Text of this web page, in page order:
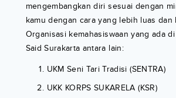
mengembangkan diri sesuai dengan
kamu dengan cara yang lebih luas dan
Organisasi kemahasiswaan yang ada
Said Surakarta antara lain:
UKM Seni Tari Tradisi (SENTRA)
UKK KORPS SUKARELA (KSR)